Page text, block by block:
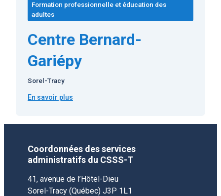
Formation professionnelle et éducation des
adultes
Centre Bernard-
Gariépy
Sorel-Tracy
En savoir plus
Coordonnées des services
administratifs du CSSS-T
41, avenue de l’Hôtel-Dieu
Sorel-Tracy (Québec) J3P 1L1